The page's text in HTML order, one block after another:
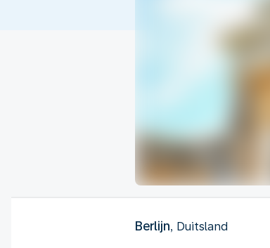
Berlijn, Duitsland